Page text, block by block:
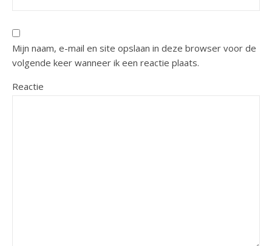
Mijn naam, e-mail en site opslaan in deze browser voor de
volgende keer wanneer ik een reactie plaats.
Reactie